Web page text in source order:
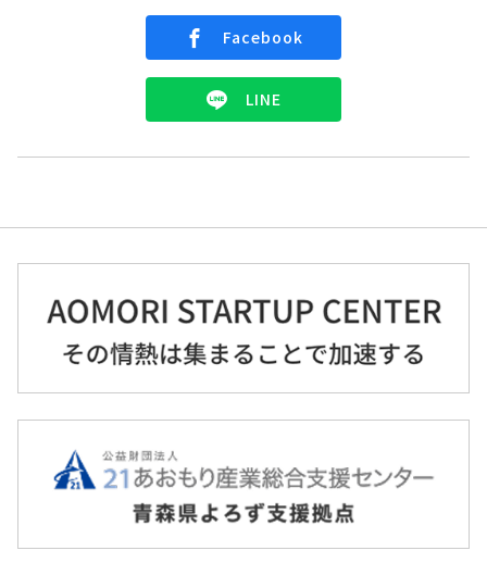
Facebook
LINE